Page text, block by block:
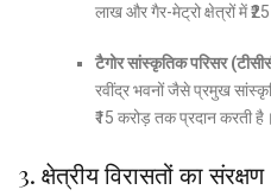
लाख और गैर-मेट्रो क्षेत्रों में
टैगोर सांस्कृतिक परिसर
रवींद्र भवनों जैसे प्रमुख
₹15 करोड़ तक प्रदान करती है।
3. क्षेत्रीय विरासतों का संरक्षण